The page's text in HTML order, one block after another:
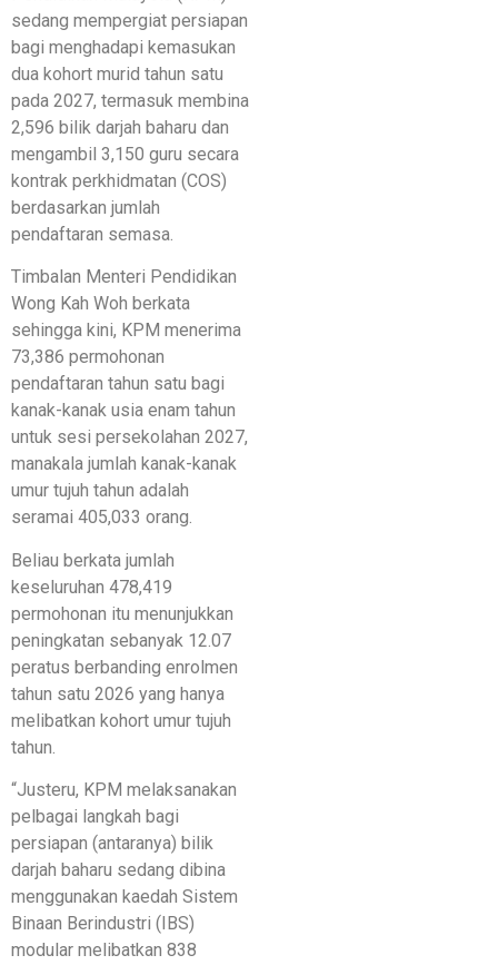
sedang mempergiat persiapan
bagi menghadapi kemasukan
dua kohort murid tahun satu
pada 2027, termasuk membina
2,596 bilik darjah baharu dan
mengambil 3,150 guru secara
kontrak perkhidmatan (COS)
berdasarkan jumlah
pendaftaran semasa.
Timbalan Menteri Pendidikan
Wong Kah Woh berkata
sehingga kini, KPM menerima
73,386 permohonan
pendaftaran tahun satu bagi
kanak-kanak usia enam tahun
untuk sesi persekolahan 2027,
manakala jumlah kanak-kanak
umur tujuh tahun adalah
seramai 405,033 orang.
Beliau berkata jumlah
keseluruhan 478,419
permohonan itu menunjukkan
peningkatan sebanyak 12.07
peratus berbanding enrolmen
tahun satu 2026 yang hanya
melibatkan kohort umur tujuh
tahun.
“Justeru, KPM melaksanakan
pelbagai langkah bagi
persiapan (antaranya) bilik
darjah baharu sedang dibina
menggunakan kaedah Sistem
Binaan Berindustri (IBS)
modular melibatkan 838